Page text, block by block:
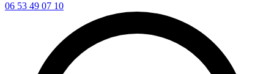
06 53 49 07 10